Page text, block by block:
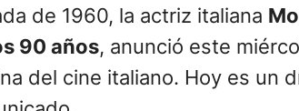
de 1960, la actriz italiana
90 años, anunció este
del cine italiano. Hoy es un